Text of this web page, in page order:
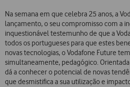
Na semana em que celebra 25 anos, a
lançamento, o seu compromisso com a
inquestionável testemunho de que a
todos os portugueses para que estes
novas tecnologias, o Vodafone Future
simultaneamente, pedagógico.
dá a conhecer o potencial de novas
que desmistifica a sua utilização e